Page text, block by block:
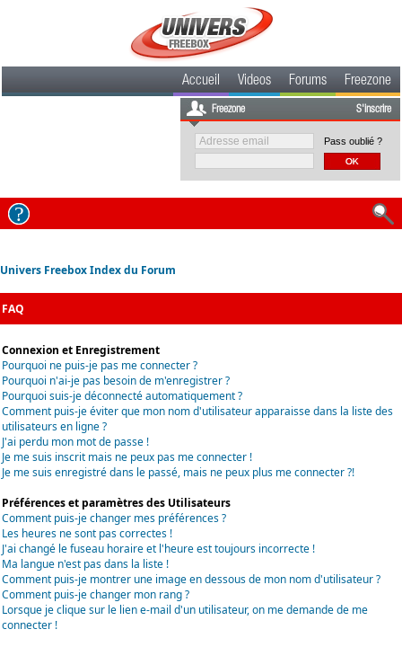
Accueil Videos Forums Freezone
Freezone S'inscrire
Pass oublié ?
Univers Freebox Index du Forum
FAQ
Connexion et Enregistrement
Pourquoi ne puis-je pas me connecter ?
Pourquoi n'ai-je pas besoin de m'enregistrer ?
Pourquoi suis-je déconnecté automatiquement ?
Comment puis-je éviter que mon nom d'utilisateur apparaisse dans la liste des
utilisateurs en ligne ?
J'ai perdu mon mot de passe !
Je me suis inscrit mais ne peux pas me connecter !
Je me suis enregistré dans le passé, mais ne peux plus me connecter ?!
Préférences et paramètres des Utilisateurs
Comment puis-je changer mes préférences ?
Les heures ne sont pas correctes !
J'ai changé le fuseau horaire et l'heure est toujours incorrecte !
Ma langue n'est pas dans la liste !
Comment puis-je montrer une image en dessous de mon nom d'utilisateur ?
Comment puis-je changer mon rang ?
Lorsque je clique sur le lien e-mail d'un utilisateur, on me demande de me
connecter !